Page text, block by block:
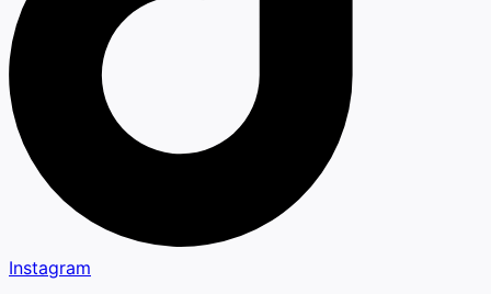
Instagram